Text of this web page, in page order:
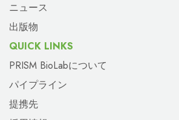
ニュース
出版物
QUICK LINKS
PRISM BioLabについて
パイプライン
提携先